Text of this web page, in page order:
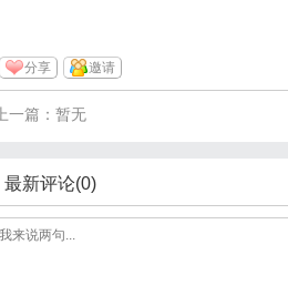
分享 邀请
上一篇：暂无
最新评论(0)